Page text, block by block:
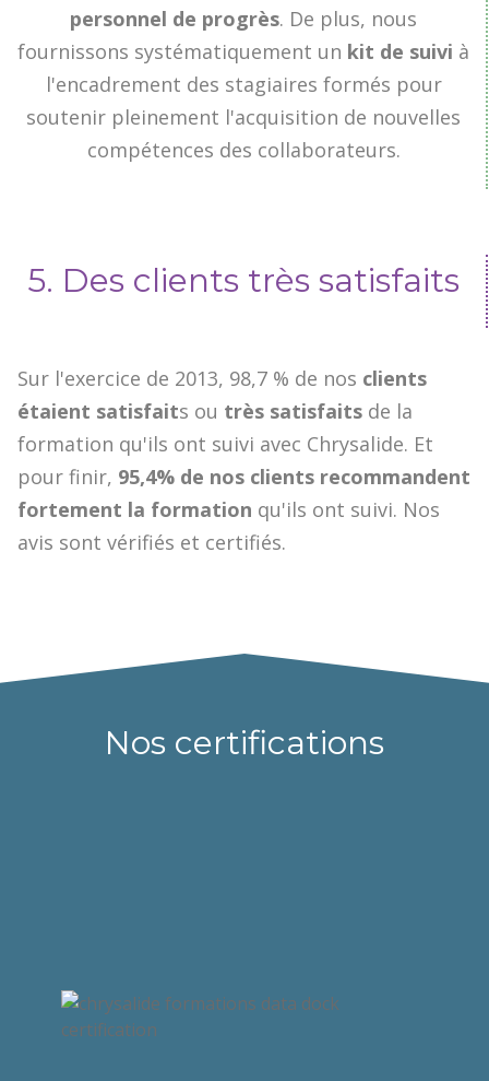
personnel de progrès. De plus, nous
fournissons systématiquement un kit de suivi à
l'encadrement des stagiaires formés pour
soutenir pleinement l'acquisition de nouvelles
compétences des collaborateurs.
5. Des clients très satisfaits
Sur l'exercice de 2013, 98,7 % de nos clients
étaient satisfaits ou très satisfaits de la
formation qu'ils ont suivi avec Chrysalide. Et
pour finir, 95,4% de nos clients recommandent
fortement la formation qu'ils ont suivi. Nos
avis sont vérifiés et certifiés.
Nos certifications